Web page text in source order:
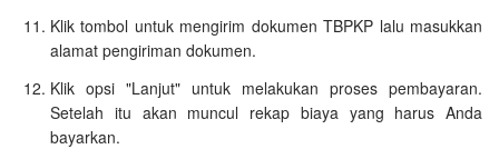
Klik tombol untuk mengirim dokumen TBPKP lalu masukkan
alamat pengiriman dokumen.
Klik opsi "Lanjut" untuk melakukan proses pembayaran.
Setelah itu akan muncul rekap biaya yang harus Anda
bayarkan.